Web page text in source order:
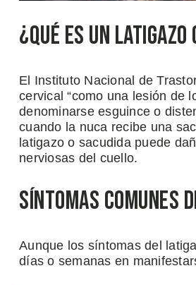
¿Qué es un
El Instituto Nacional de
cervical “como una lesión de
denominarse esguince o
cuando la nuca recibe una
latigazo o sacudida puede
nerviosas del cuello.
Síntomas Comunes
Aunque los síntomas del
días o semanas en